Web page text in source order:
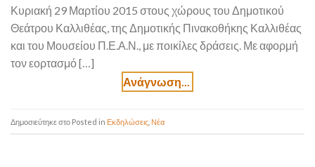
Κυριακή 29 Μαρτίου 2015 στους χώρους του Δημοτικού
Θεάτρου Καλλιθέας, της Δημοτικής Πινακοθήκης Καλλιθέας
και του Μουσείου Π.Ε.Α.Ν., με ποικίλες δράσεις. Με αφορμή
τον εορτασμό […]
Posted in Εκδηλώσεις Νέα